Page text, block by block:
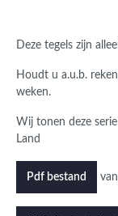
Deze tegels zijn
Houdt u a.u.b.
weken.
Wij tonen deze
Land
Pdf bestand